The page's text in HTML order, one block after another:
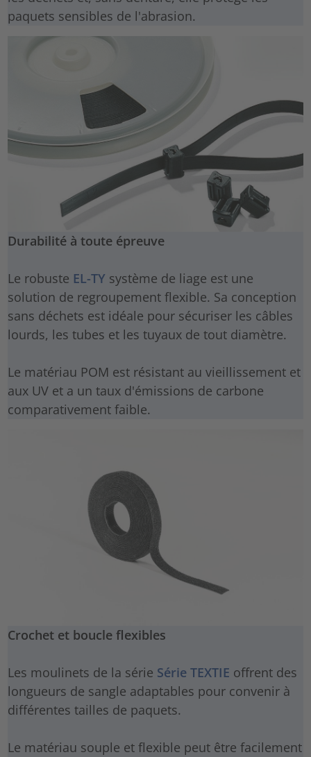
paquets sensibles de l'abrasion.
Durabilité à toute épreuve
Le robuste EL-TY système de liage est une
solution de regroupement flexible. Sa conception
sans déchets est idéale pour sécuriser les câbles
lourds, les tubes et les tuyaux de tout diamètre.
Le matériau POM est résistant au vieillissement et
aux UV et a un taux d'émissions de carbone
comparativement faible.
Crochet et boucle flexibles
Les moulinets de la série Série TEXTIE offrent des
longueurs de sangle adaptables pour convenir à
différentes tailles de paquets.
Le matériau souple et flexible peut être facilement